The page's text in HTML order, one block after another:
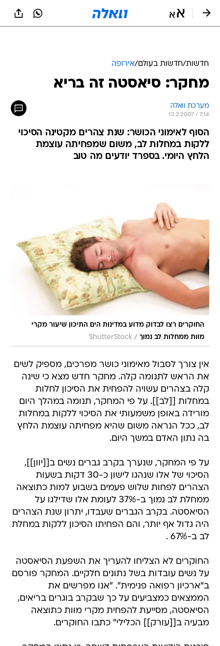
חדשות/חדשות בעולם/אירופה
מחקר: סיאסטה זה בריא
מערכת וואלה
13.2.2007 / 7:14
הסוף לאימוני הכושר: שנת צהרים מקטינה הסיכוי
ללקות במחלות לב, משום שמפחיתה עוצמת
הלחץ היומי. בספרד יודעים מה טוב
החוקרים רצו לבדוק מדוע במדינות הים התיכון שיעור מקרי
מוות ממחלות לב נמוך /
ShutterStock
אין צורך לסבול מאימוני כושר מפרכים, מספיק לשים
את הראש לתנומה קלה. מחקר חדש מצא כי שינה
קלה בצהרים עשויה להפחית את הסיכון לחלות
במחלות [[לב]]. על פי המחקר, תנומה במהלך היום
מורידה באופן משמעותי את הסיכוי ללקות במחלות
לב, ככל הנראה משום שהיא מפחיתה עוצמת הלחץ
בה נתון האדם במשך היום.
על פי המחקר, שנערך בקרב גברים נשים ב[[יוון]],
הסיכוי של אלו שנהגו לישון כ-30 דקות בשעות
הצהרים לפחות שלוש פעמים בשבוע למות כתוצאה
ממחלת לב נמוך ב-37% לעומת אלו שדילגו על
הסיאסטה. בקרב הגברים שעבדו, יתרון שנת הצהרים
היה גדול אף יותר, והם הפחיתו הסיכון ללקות במחלת
לב ב-67% .
החוקרים לא הצליחו להעריך את השפעת הסיאסטה
על נשים עובדות בשל נתונים חלקיים. המחקר פורסם
ב"ארכיון רפואה פנימית". "אנו מפרשים את
הממצאים כמצביעים על כך שבקרב בוגרים בריאים,
הסיאסטה, מסייעת להפחית מקרי מוות כתוצאה
מבעיה ב[[עורק]] הכלילי" כתבו החוקרים.